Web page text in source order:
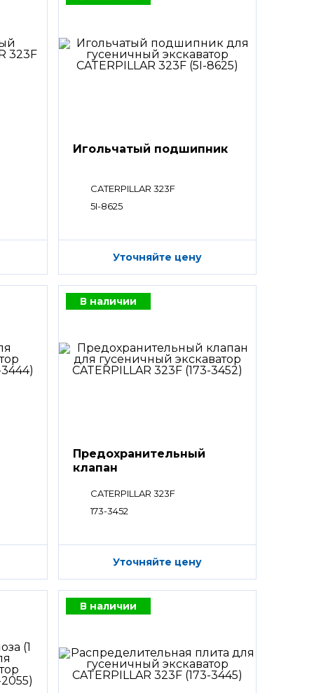
Игольчатый подшипник
CATERPILLAR 323F
5I-8625
Уточняйте цену
В наличии
Предохранительный
клапан
CATERPILLAR 323F
173-3452
Уточняйте цену
В наличии